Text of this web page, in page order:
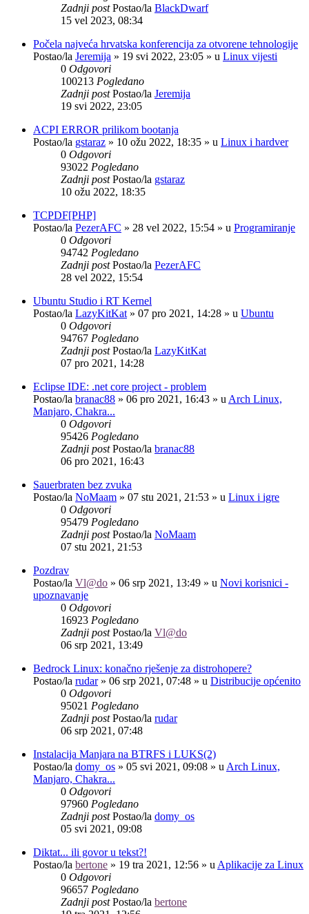
Zadnji postPostao/la BlackDwarf
15 vel 2023, 08:34
Počela najveća hrvatska konferencija za otvorene tehnologije
Postao/la Jeremija » 19 svi 2022, 23:05 » u Linux vijesti
0 Odgovori
100213 Pogledano
Zadnji postPostao/la Jeremija
19 svi 2022, 23:05
ACPI ERROR prilikom bootanja
Postao/la gstaraz » 10 ožu 2022, 18:35 » u Linux i hardver
0 Odgovori
93022 Pogledano
Zadnji postPostao/la gstaraz
10 ožu 2022, 18:35
TCPDF[PHP]
Postao/la PezerAFC » 28 vel 2022, 15:54 » u Programiranje
0 Odgovori
94742 Pogledano
Zadnji postPostao/la PezerAFC
28 vel 2022, 15:54
Ubuntu Studio i RT Kernel
Postao/la LazyKitKat » 07 pro 2021, 14:28 » u Ubuntu
0 Odgovori
94767 Pogledano
Zadnji postPostao/la LazyKitKat
07 pro 2021, 14:28
Eclipse IDE: .net core project - problem
Postao/la branac88 » 06 pro 2021, 16:43 » u Arch Linux,
Manjaro, Chakra...
0 Odgovori
95426 Pogledano
Zadnji postPostao/la branac88
06 pro 2021, 16:43
Sauerbraten bez zvuka
Postao/la NoMaam » 07 stu 2021, 21:53 » u Linux i igre
0 Odgovori
95479 Pogledano
Zadnji postPostao/la NoMaam
07 stu 2021, 21:53
Pozdrav
Postao/la Vl@do » 06 srp 2021, 13:49 » u Novi korisnici -
upoznavanje
0 Odgovori
16923 Pogledano
Zadnji postPostao/la Vl@do
06 srp 2021, 13:49
Bedrock Linux: konačno rješenje za distrohopere?
Postao/la rudar» 06 srp 2021, 07:48 » u Distribucije općenito
0 Odgovori
95021 Pogledano
Zadnji postPostao/la rudar
06 srp 2021, 07:48
Instalacija Manjara na BTRFS i LUKS(2)
Postao/la domy_os » 05 svi 2021, 09:08 » u Arch Linux,
Manjaro, Chakra...
0 Odgovori
97960 Pogledano
Zadnji postPostao/la domy_os
05 svi 2021, 09:08
Diktat... ili govor u tekst?!
Postao/la bertone » 19 tra 2021, 12:56 » u Aplikacije za Linux
0 Odgovori
96657 Pogledano
Zadnji postPostao/la bertone